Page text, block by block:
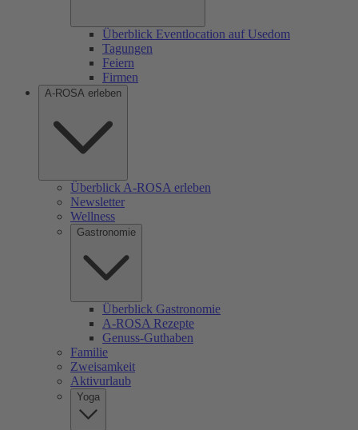
Überblick Eventlocation auf Usedom
Tagungen
Feiern
Firmen
A-ROSA erleben
Überblick A-ROSA erleben
Newsletter
Wellness
Gastronomie
Überblick Gastronomie
A-ROSA Rezepte
Genuss-Guthaben
Familie
Zweisamkeit
Aktivurlaub
Yoga